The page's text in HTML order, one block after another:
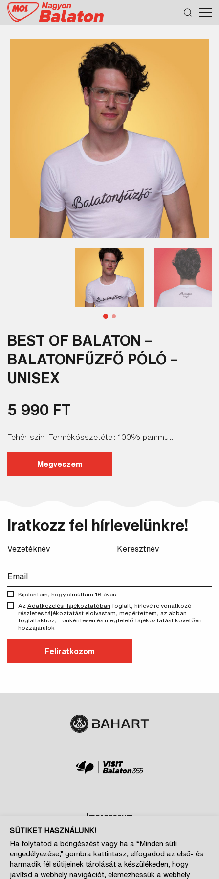
BEST OF BALATON –
BALATONFŰZFŐ PÓLÓ –
UNISEX
5 990 FT
Fehér szín. Termékösszetétel: 100% pammut.
Megveszem
Iratkozz fel hírlevelünkre!
Kijelentem, hogy elmúltam 16 éves.
Az Adatkezelési Tájékoztatóban foglalt, hírlevélre vonatkozó
részletes tájékoztatást elolvastam, megértettem, az abban
foglaltakhoz, - önkéntesen és megfelelő tájékoztatást követően -
hozzájárulok
Feliratkozom
Impresszum
Adatkezelési és cookie tájékoztatók
Szponzoroknak
Magazin kiajánló
Cookie beállítások
SÜTIKET HASZNÁLUNK!
Ha folytatod a böngészést vagy ha a “Minden süti
engedélyezése,” gombra kattintasz, elfogadod az első- és
harmadik fél sütijeinek tárolását a készülékeden, hogy
javítsd a webhely navigációt, elemezhessük a webhely